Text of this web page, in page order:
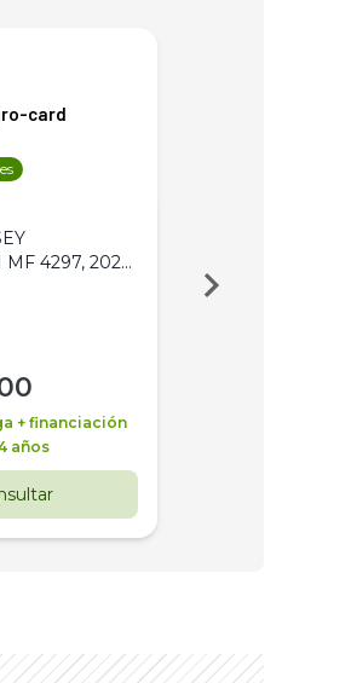
MF 4297, 2020,
+ financiación
años
Venado Tuerto